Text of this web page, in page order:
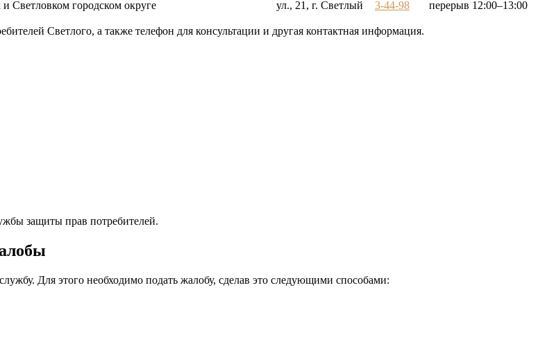
Светловком городском округе
ул., 21, г. Светлый
3-44-98
перерыв 12:00–13:00
Светлого, а также телефон для консультации и другая контактная информация.
защиты прав потребителей.
Для этого необходимо подать жалобу, сделав это следующими способами: